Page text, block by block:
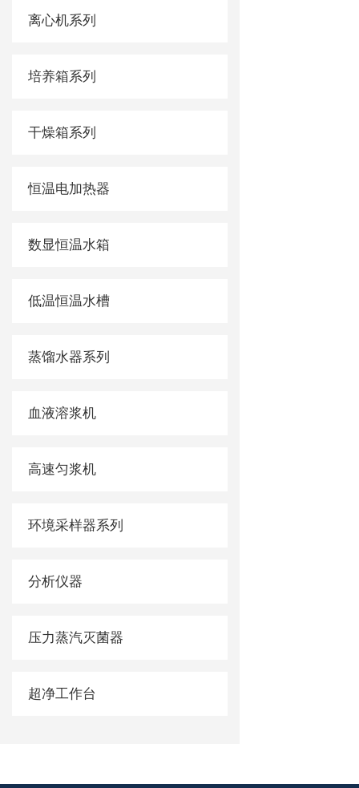
离心机系列
培养箱系列
干燥箱系列
恒温电加热器
数显恒温水箱
低温恒温水槽
蒸馏水器系列
血液溶浆机
高速匀浆机
环境采样器系列
分析仪器
压力蒸汽灭菌器
超净工作台